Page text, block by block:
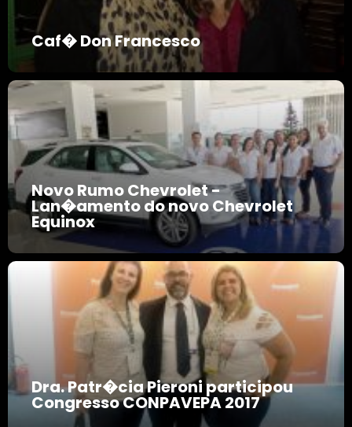
Caf� Don Francesco
Novo Rumo Chevrolet -
Lan�amento do novo Chevrolet
Equinox
Dra. Patr�cia Pieroni participou
Congresso CONPAVEPA 2017